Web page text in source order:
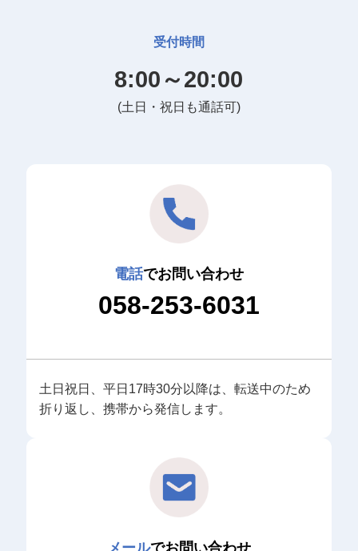
受付時間
8:00～20:00
(土日・祝日も通話可)
電話でお問い合わせ
058-253-6031
土日祝日、平日17時30分以降は、転送中のため
折り返し、携帯から発信します。
メールでお問い合わせ